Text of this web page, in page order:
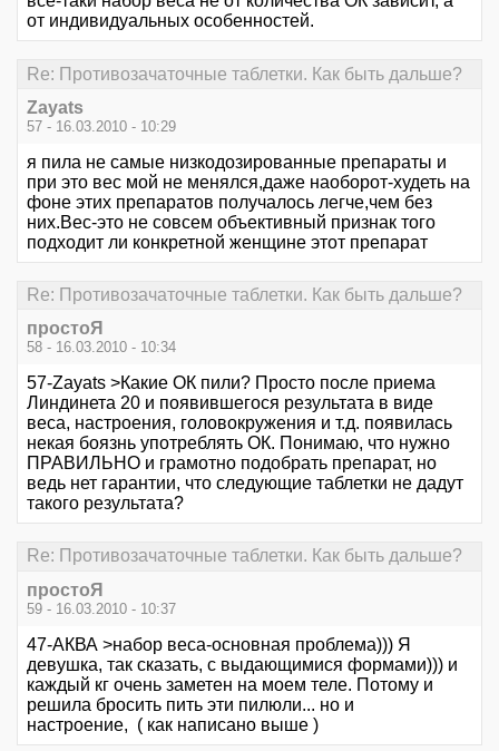
от индивидуальных особенностей.
Re: Противозачаточные таблетки. Как быть дальше?
Zayats
57 - 16.03.2010 - 10:29
я пила не самые низкодозированные препараты и
при это вес мой не менялся,даже наоборот-худеть на
фоне этих препаратов получалось легче,чем без
них.Вес-это не совсем объективный признак того
подходит ли конкретной женщине этот препарат
Re: Противозачаточные таблетки. Как быть дальше?
простоЯ
58 - 16.03.2010 - 10:34
57-Zayats >Какие ОК пили? Просто после приема
Линдинета 20 и появившегося результата в виде
веса, настроения, головокружения и т.д. появилась
некая боязнь употреблять ОК. Понимаю, что нужно
ПРАВИЛЬНО и грамотно подобрать препарат, но
ведь нет гарантии, что следующие таблетки не дадут
такого результата?
Re: Противозачаточные таблетки. Как быть дальше?
простоЯ
59 - 16.03.2010 - 10:37
47-АКВА >набор веса-основная проблема))) Я
девушка, так сказать, с выдающимися формами))) и
каждый кг очень заметен на моем теле. Потому и
решила бросить пить эти пилюли... но и
настроение, ( как написано выше )